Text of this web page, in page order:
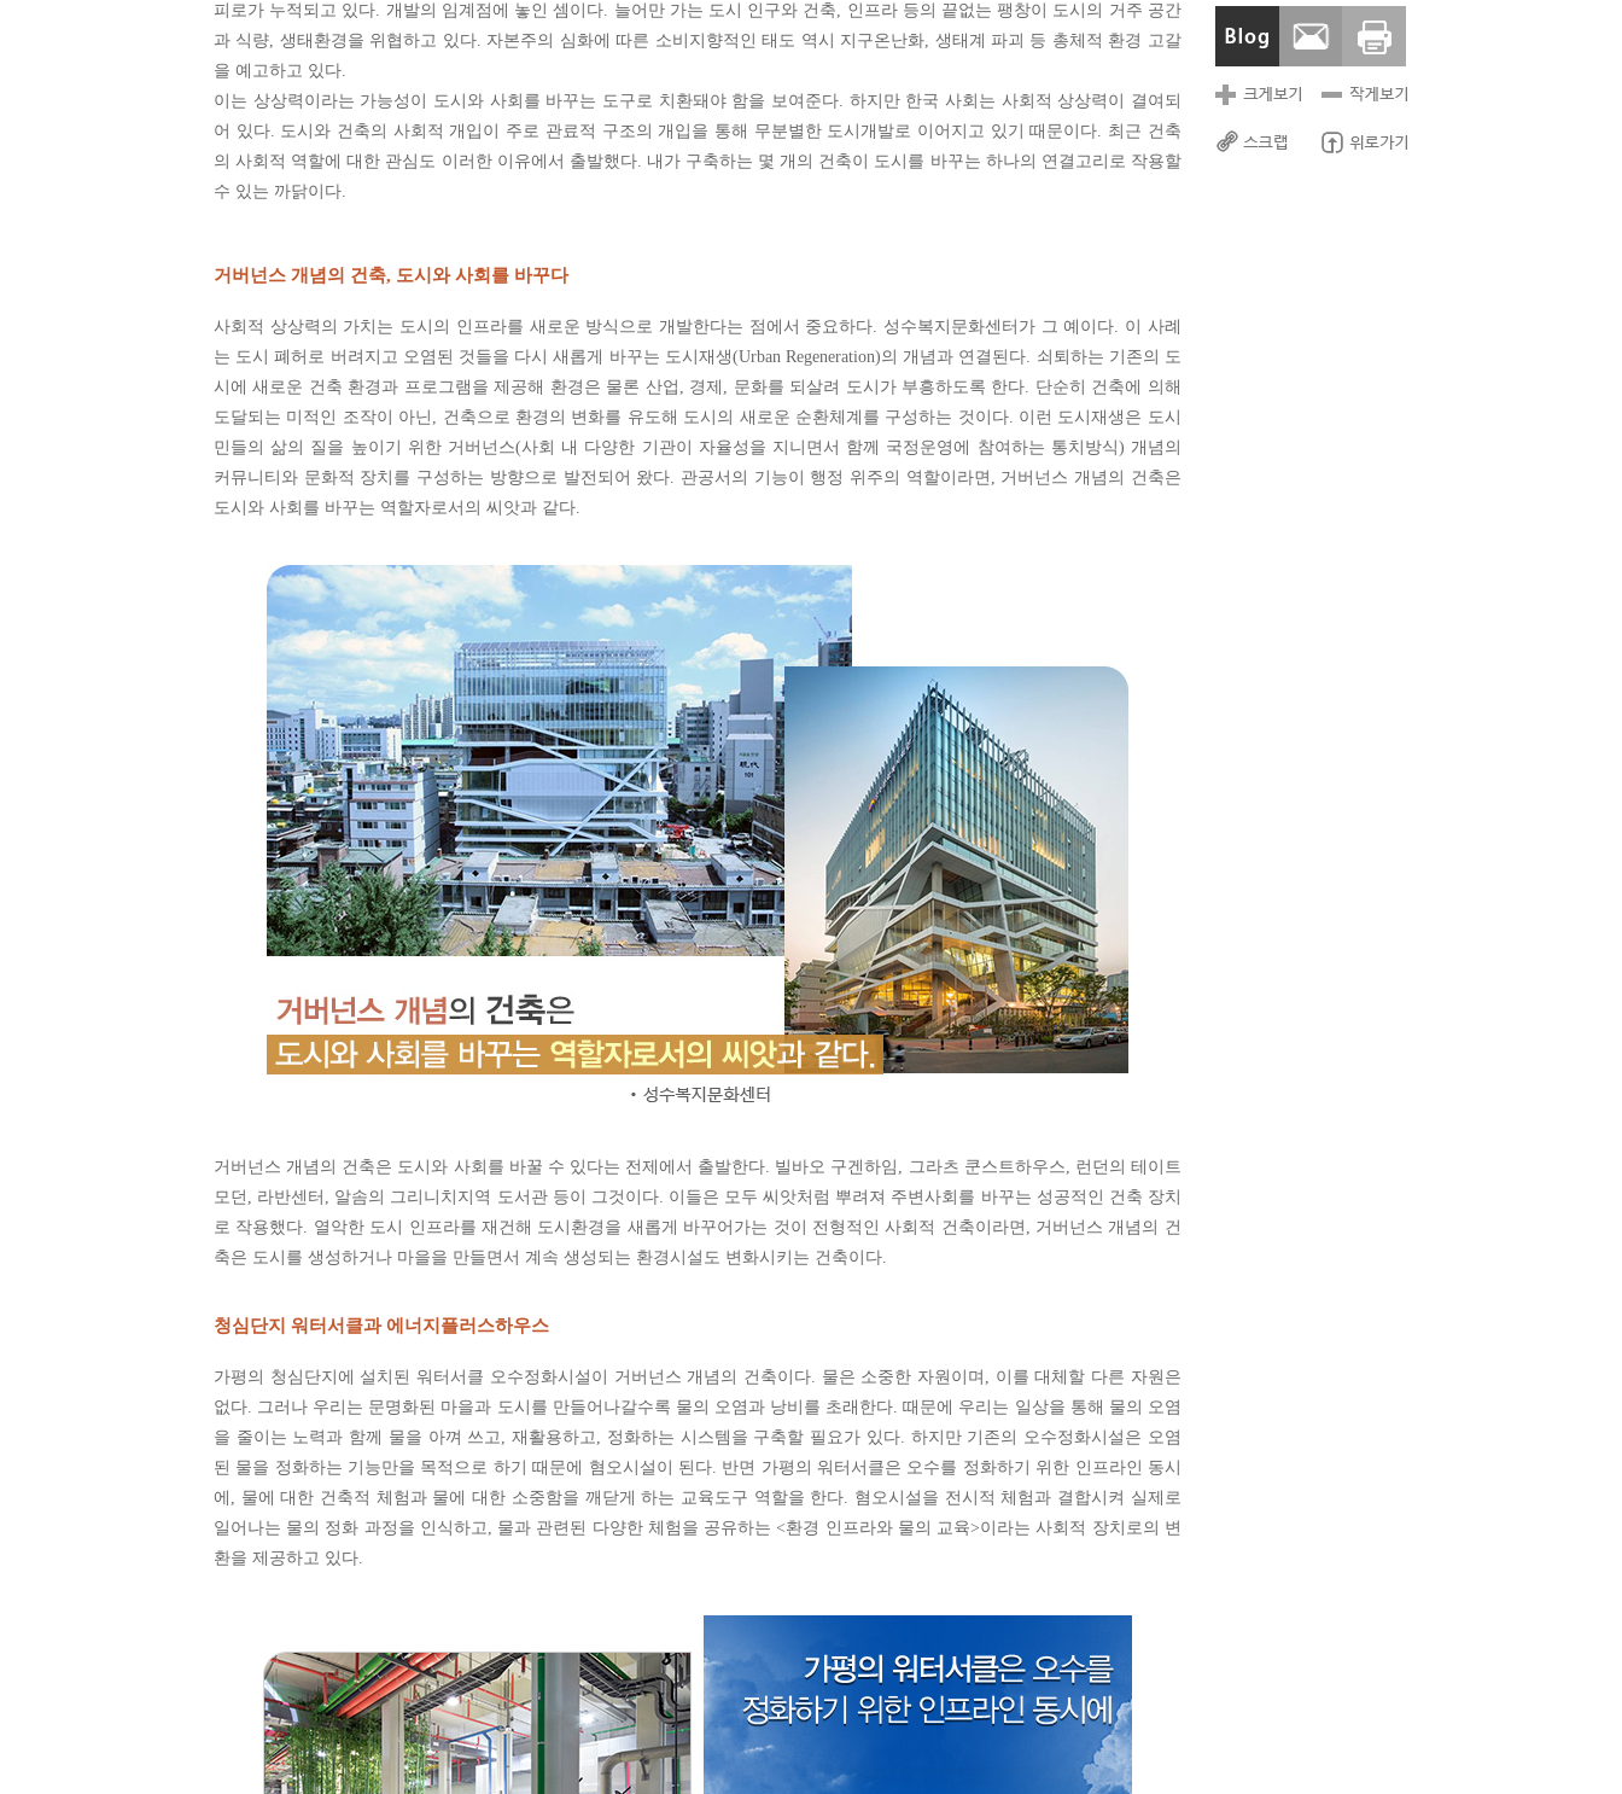
피로가 누적되고 있다. 개발의 임계점에 놓인 셈이다. 늘어만 가는 도시 인구와 건축, 인프라 등의 끝없는 팽창이 도시의 거주 공간
과 식량, 생태환경을 위협하고 있다. 자본주의 심화에 따른 소비지향적인 태도 역시 지구온난화, 생태계 파괴 등 총체적 환경 고갈
을 예고하고 있다.
이는 상상력이라는 가능성이 도시와 사회를 바꾸는 도구로 치환돼야 함을 보여준다. 하지만 한국 사회는 사회적 상상력이 결여되
어 있다. 도시와 건축의 사회적 개입이 주로 관료적 구조의 개입을 통해 무분별한 도시개발로 이어지고 있기 때문이다. 최근 건축
의 사회적 역할에 대한 관심도 이러한 이유에서 출발했다. 내가 구축하는 몇 개의 건축이 도시를 바꾸는 하나의 연결고리로 작용할
수 있는 까닭이다.
거버넌스 개념의 건축, 도시와 사회를 바꾸다
사회적 상상력의 가치는 도시의 인프라를 새로운 방식으로 개발한다는 점에서 중요하다. 성수복지문화센터가 그 예이다. 이 사례
는 도시 폐허로 버려지고 오염된 것들을 다시 새롭게 바꾸는 도시재생(Urban Regeneration)의 개념과 연결된다. 쇠퇴하는 기존의 도
시에 새로운 건축 환경과 프로그램을 제공해 환경은 물론 산업, 경제, 문화를 되살려 도시가 부흥하도록 한다. 단순히 건축에 의해
도달되는 미적인 조작이 아닌, 건축으로 환경의 변화를 유도해 도시의 새로운 순환체계를 구성하는 것이다. 이런 도시재생은 도시
민들의 삶의 질을 높이기 위한 거버넌스(사회 내 다양한 기관이 자율성을 지니면서 함께 국정운영에 참여하는 통치방식) 개념의
커뮤니티와 문화적 장치를 구성하는 방향으로 발전되어 왔다. 관공서의 기능이 행정 위주의 역할이라면, 거버넌스 개념의 건축은
도시와 사회를 바꾸는 역할자로서의 씨앗과 같다.
거버넌스 개념의 건축은 도시와 사회를 바꿀 수 있다는 전제에서 출발한다. 빌바오 구겐하임, 그라츠 쿤스트하우스, 런던의 테이트
모던, 라반센터, 알솜의 그리니치지역 도서관 등이 그것이다. 이들은 모두 씨앗처럼 뿌려져 주변사회를 바꾸는 성공적인 건축 장치
로 작용했다. 열악한 도시 인프라를 재건해 도시환경을 새롭게 바꾸어가는 것이 전형적인 사회적 건축이라면, 거버넌스 개념의 건
축은 도시를 생성하거나 마을을 만들면서 계속 생성되는 환경시설도 변화시키는 건축이다.
청심단지 워터서클과 에너지플러스하우스
가평의 청심단지에 설치된 워터서클 오수정화시설이 거버넌스 개념의 건축이다. 물은 소중한 자원이며, 이를 대체할 다른 자원은
없다. 그러나 우리는 문명화된 마을과 도시를 만들어나갈수록 물의 오염과 낭비를 초래한다. 때문에 우리는 일상을 통해 물의 오염
을 줄이는 노력과 함께 물을 아껴 쓰고, 재활용하고, 정화하는 시스템을 구축할 필요가 있다. 하지만 기존의 오수정화시설은 오염
된 물을 정화하는 기능만을 목적으로 하기 때문에 혐오시설이 된다. 반면 가평의 워터서클은 오수를 정화하기 위한 인프라인 동시
에, 물에 대한 건축적 체험과 물에 대한 소중함을 깨닫게 하는 교육도구 역할을 한다. 혐오시설을 전시적 체험과 결합시켜 실제로
일어나는 물의 정화 과정을 인식하고, 물과 관련된 다양한 체험을 공유하는 <환경 인프라와 물의 교육>이라는 사회적 장치로의 변
환을 제공하고 있다.